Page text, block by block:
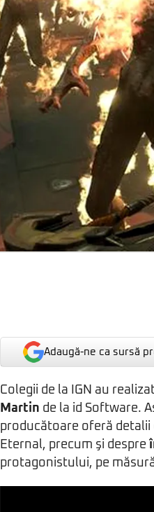
Adaugă-ne ca sursă
Colegii de la IGN au
Martin de la id Software.
producătoare oferă detalii
Eternal, precum şi despre
protagonistului, pe